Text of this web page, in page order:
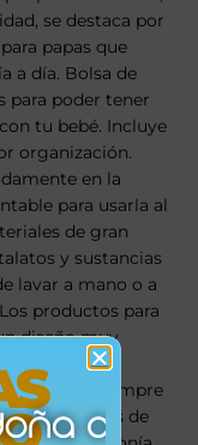
se destaca por
papas que
a día. Bolsa de
para poder tener
tu bebé. Incluye
organización.
en la
para usarla al
de gran
y sustancias
lavar a mano o a
productos para
diseño muy
se
pensadas siempre
materiales de